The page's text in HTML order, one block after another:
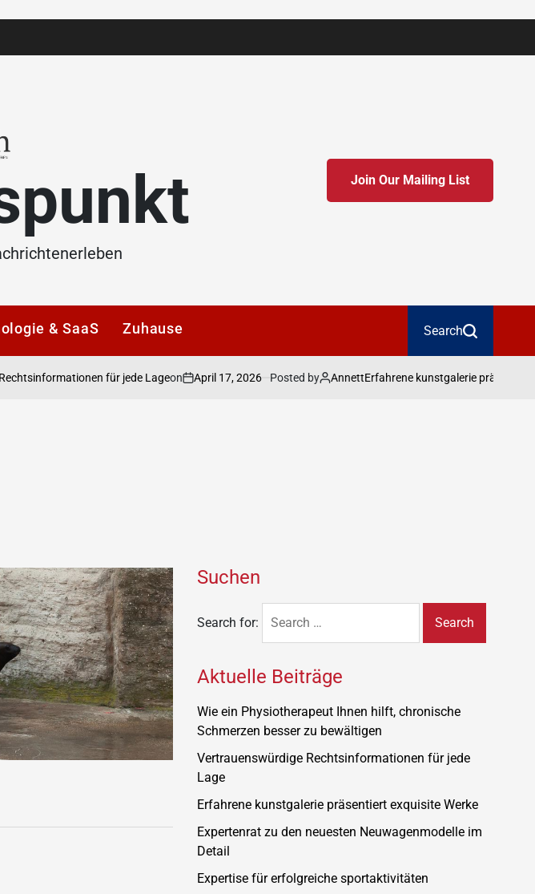
Join Our Mailing List
& SaaS Zuhause Search
für jede Lageon April 17, 2026 Posted by AnnettErfahrene kunstgalerie präsentiert
Suchen
Search for:
Aktuelle Beiträge
Wie ein Physiotherapeut Ihnen hilft, chronische
Schmerzen besser zu bewältigen
Vertrauenswürdige Rechtsinformationen für jede
Lage
Erfahrene kunstgalerie präsentiert exquisite Werke
Expertenrat zu den neuesten Neuwagenmodelle im
Detail
Expertise für erfolgreiche sportaktivitäten